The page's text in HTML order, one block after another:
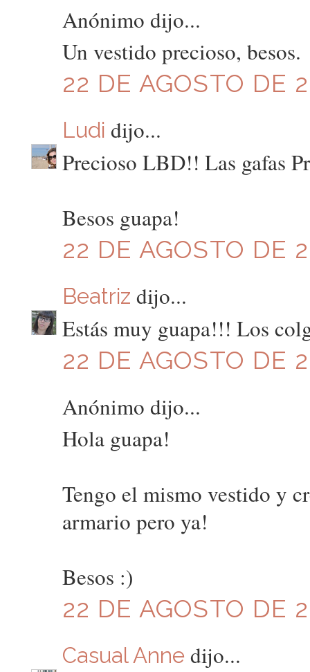
Anónimo dijo...
Un vestido precioso, besos.
22 DE AGOSTO DE
Ludi dijo...
Precioso LBD!! Las gafas
Besos guapa!
22 DE AGOSTO DE
Beatriz dijo...
Estás muy guapa!!! Los
22 DE AGOSTO DE
Anónimo dijo...
Hola guapa!
Tengo el mismo vestido y
armario pero ya!
Besos :)
22 DE AGOSTO DE
Casual Anne dijo...